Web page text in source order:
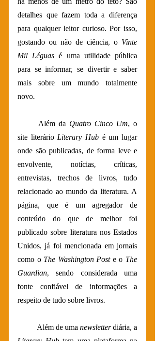
detalhes que fazem toda a diferença
para qualquer leitor curioso. Por isso,
gostando ou não de ciência, o Vinte
Mil Léguas é uma utilidade pública
para se informar, se divertir e saber
mais sobre um mundo totalmente
novo.
	Além da
Quatro Cinco Um, o
site literário Literary Hub é um lugar
onde são publicadas, de forma leve e
envolvente, notícias, críticas,
entrevistas, trechos de livros, tudo
relacionado ao mundo da literatura. A
página, que é um agregador de
conteúdo do que de melhor foi
publicado sobre literatura nos Estados
Unidos, já foi mencionada em jornais
como o The Washington Post e o The
Guardian, sendo considerada uma
fonte confiável de informações a
respeito de tudo sobre livros.
	Além de uma
newsletter